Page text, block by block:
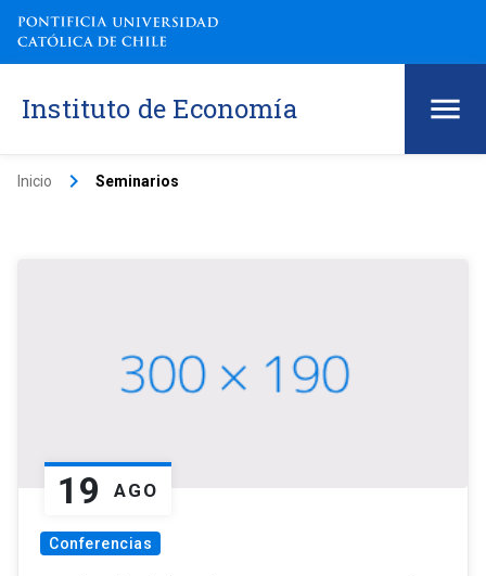
Instituto de Economía
Inicio keyboard_arrow_right Seminarios
19 AGO
Conferencias